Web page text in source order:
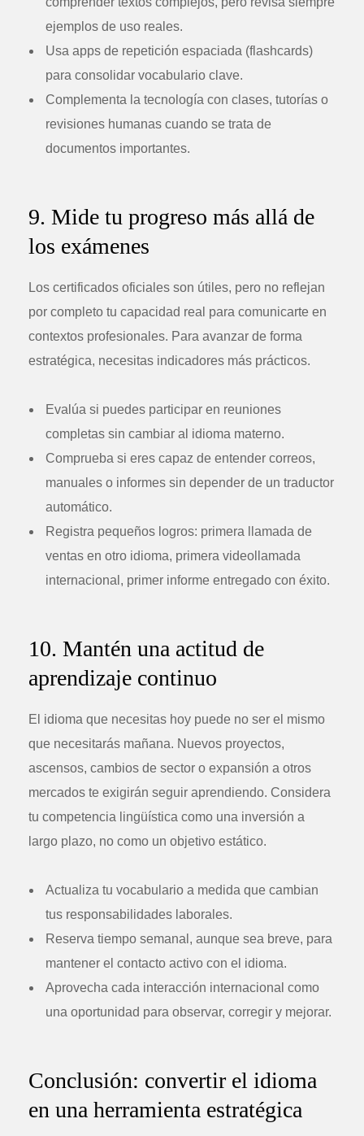
ejemplos de uso reales.
Usa apps de repetición espaciada (flashcards)
para consolidar vocabulario clave.
Complementa la tecnología con clases, tutorías o
revisiones humanas cuando se trata de
documentos importantes.
9. Mide tu progreso más allá de
los exámenes
Los certificados oficiales son útiles, pero no reflejan
por completo tu capacidad real para comunicarte en
contextos profesionales. Para avanzar de forma
estratégica, necesitas indicadores más prácticos.
Evalúa si puedes participar en reuniones
completas sin cambiar al idioma materno.
Comprueba si eres capaz de entender correos,
manuales o informes sin depender de un traductor
automático.
Registra pequeños logros: primera llamada de
ventas en otro idioma, primera videollamada
internacional, primer informe entregado con éxito.
10. Mantén una actitud de
aprendizaje continuo
El idioma que necesitas hoy puede no ser el mismo
que necesitarás mañana. Nuevos proyectos,
ascensos, cambios de sector o expansión a otros
mercados te exigirán seguir aprendiendo. Considera
tu competencia lingüística como una inversión a
largo plazo, no como un objetivo estático.
Actualiza tu vocabulario a medida que cambian
tus responsabilidades laborales.
Reserva tiempo semanal, aunque sea breve, para
mantener el contacto activo con el idioma.
Aprovecha cada interacción internacional como
una oportunidad para observar, corregir y mejorar.
Conclusión: convertir el idioma
en una herramienta estratégica